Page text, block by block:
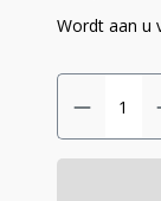
Wordt aan u